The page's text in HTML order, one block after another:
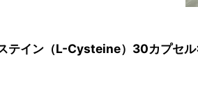
テイン（L-Cysteine）30カプセ